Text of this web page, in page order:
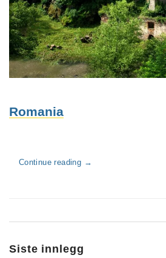
Romania
Continue reading →
Siste innlegg